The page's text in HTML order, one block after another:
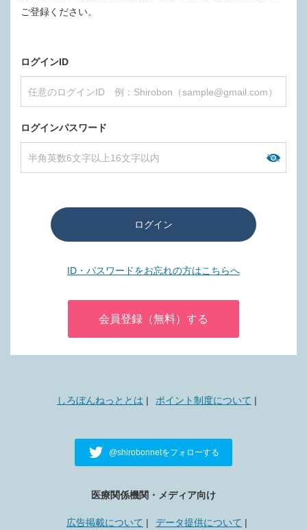
ご登録ください。
ログインID
ログインパスワード
ログイン
ID・パスワードをお忘れの方はこちらへ
会員登録（無料）する
しろぼんねっととは ポイント制度について
@shirobonnetをフォローする
医療関係機関・メディア向け
広告掲載について データ提供について